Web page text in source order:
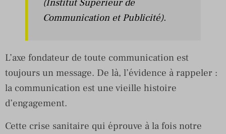
(Institut Supérieur de
Communication et Publicité).
L’axe fondateur de toute communication est
toujours un message. De là, l’évidence à rappeler :
la communication est une vieille histoire
d’engagement.
Cette crise sanitaire qui éprouve à la fois notre